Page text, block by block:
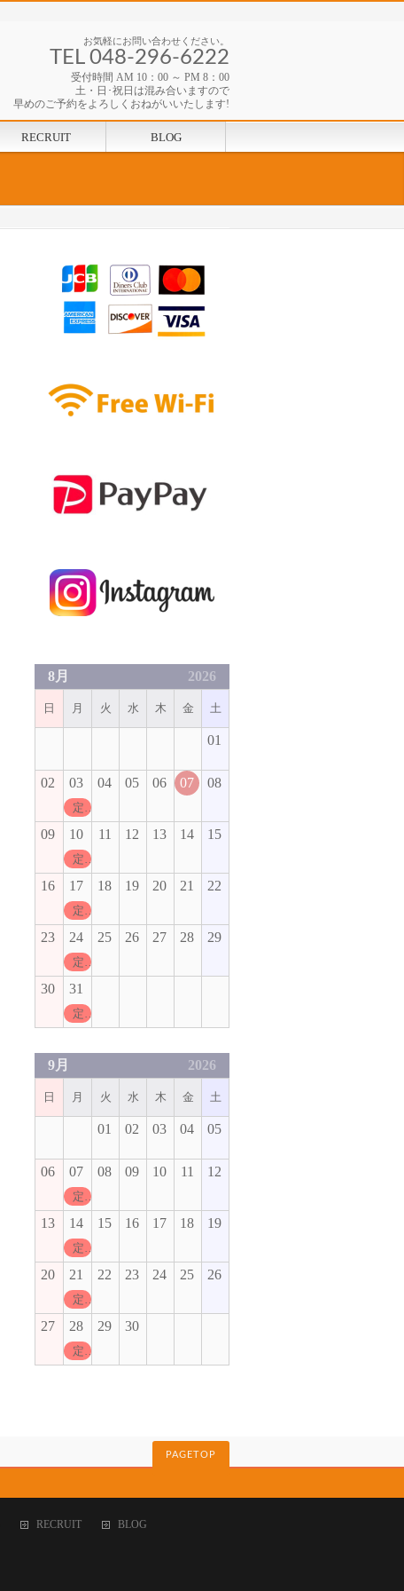
お気軽にお問い合わせください。
TEL 048-296-6222
受付時間 AM 10：00 ～ PM 8：00
土・日･祝日は混み合いますので
早めのご予約をよろしくおねがいいたします!
RECRUIT BLOG
8月 2026
日 月 火 水 木 金 土
01
02 03
定休日
04 05 06 07 08
09 10
定休日
11 12 13 14 15
16 17
定休日
18 19 20 21 22
23 24
定休日
25 26 27 28 29
30 31
定休日
9月 2026
日 月 火 水 木 金 土
01 02 03 04 05
06 07
定休日
08 09 10 11 12
13 14
定休日
15 16 17 18 19
20 21
定休日
22 23 24 25 26
27 28
定休日
29 30
PAGETOP
RECRUIT BLOG